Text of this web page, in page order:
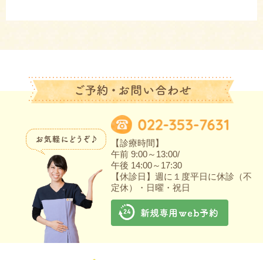
【診療時間】
午前 9:00～13:00/
午後 14:00～17:30
【休診日】週に１度平日に休診（不
定休）・日曜・祝日